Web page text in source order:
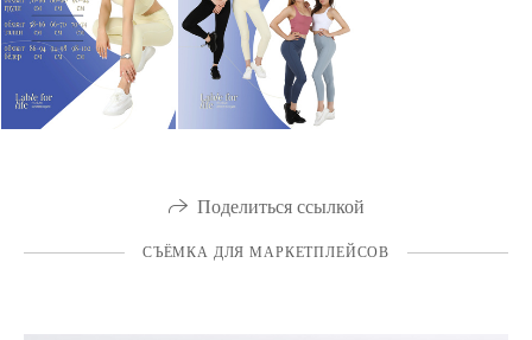
Поделиться ссылкой
СЪЁМКА ДЛЯ МАРКЕТПЛЕЙСОВ